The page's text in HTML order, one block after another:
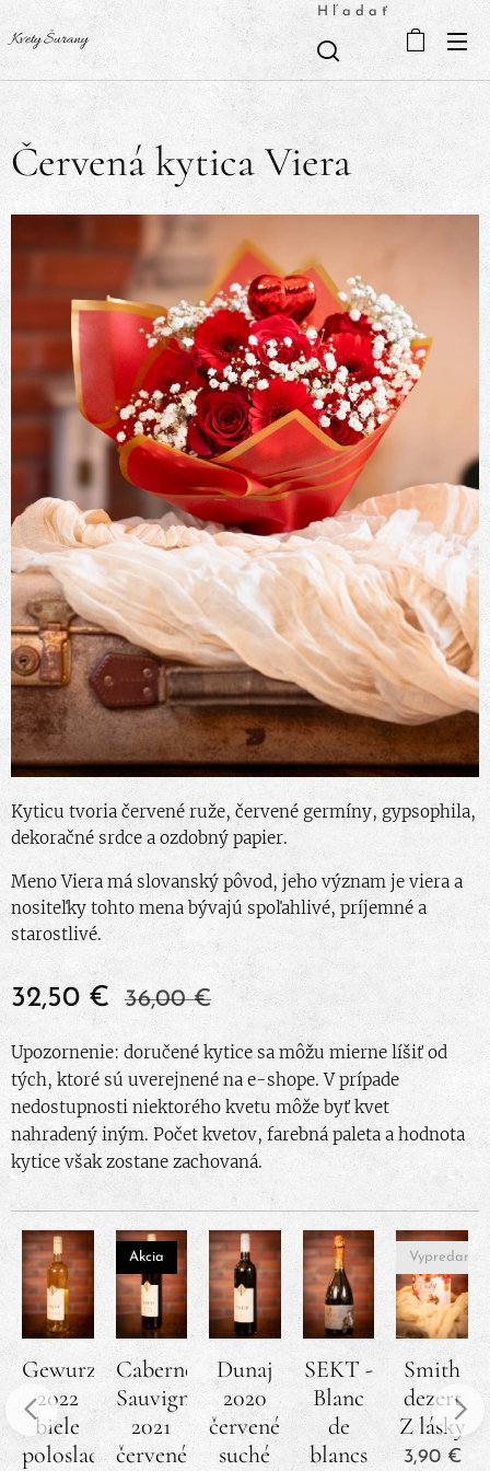
Kvety Šurany
Hľadať
Červená kytica Viera
Kyticu tvoria červené ruže, červené germíny, gypsophila,
dekoračné srdce a ozdobný papier.
Meno Viera má slovanský pôvod, jeho význam je viera a
nositeľky tohto mena bývajú spoľahlivé, príjemné a
starostlivé.
32,50 € 36,00€
Upozornenie: doručené kytice sa môžu mierne líšiť od
tých, ktoré sú uverejnené na e-shope. V prípade
nedostupnosti niektorého kvetu môže byť kvet
nahradený iným. Počet kvetov, farebná paleta a hodnota
kytice však zostane zachovaná.
Gewurztraminer
2022
biele
polosladké
Cabernet
Sauvignon
2021
červené
Akcia
Dunaj
2020
červené
suché
SEKT -
Blanc
de
blancs
Smith
dezert
Z lásky
Vypredané
3,90€